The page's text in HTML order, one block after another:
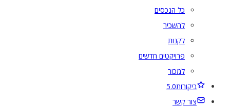
כל הנכסים
להשכיר
לקנות
פרויקטים חדשים
למכור
ביקורות5.0
צור קשר